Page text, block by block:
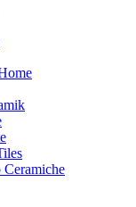
Ceramiche